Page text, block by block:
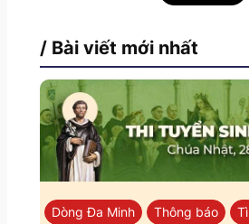
/ Bài viết mới nhất
Dòng Đa Minh Thông báo